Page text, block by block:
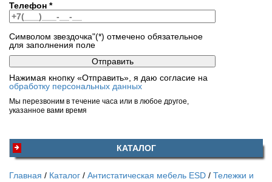
Телефон *
Символом звездочка"(*) отмечено обязательное
для заполнения поле
Нажимая кнопку «Отправить», я даю согласие на
обработку персональных данных
Мы перезвоним в течение часа или в любое другое,
указанное вами время
КАТАЛОГ
Главная Каталог Антистатическая мебель ESD
Тележки и